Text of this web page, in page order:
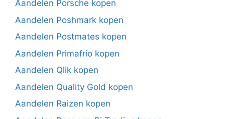
Aandelen Porsche kopen
Aandelen Poshmark kopen
Aandelen Postmates kopen
Aandelen Primafrio kopen
Aandelen Qlik kopen
Aandelen Quality Gold kopen
Aandelen Raizen kopen